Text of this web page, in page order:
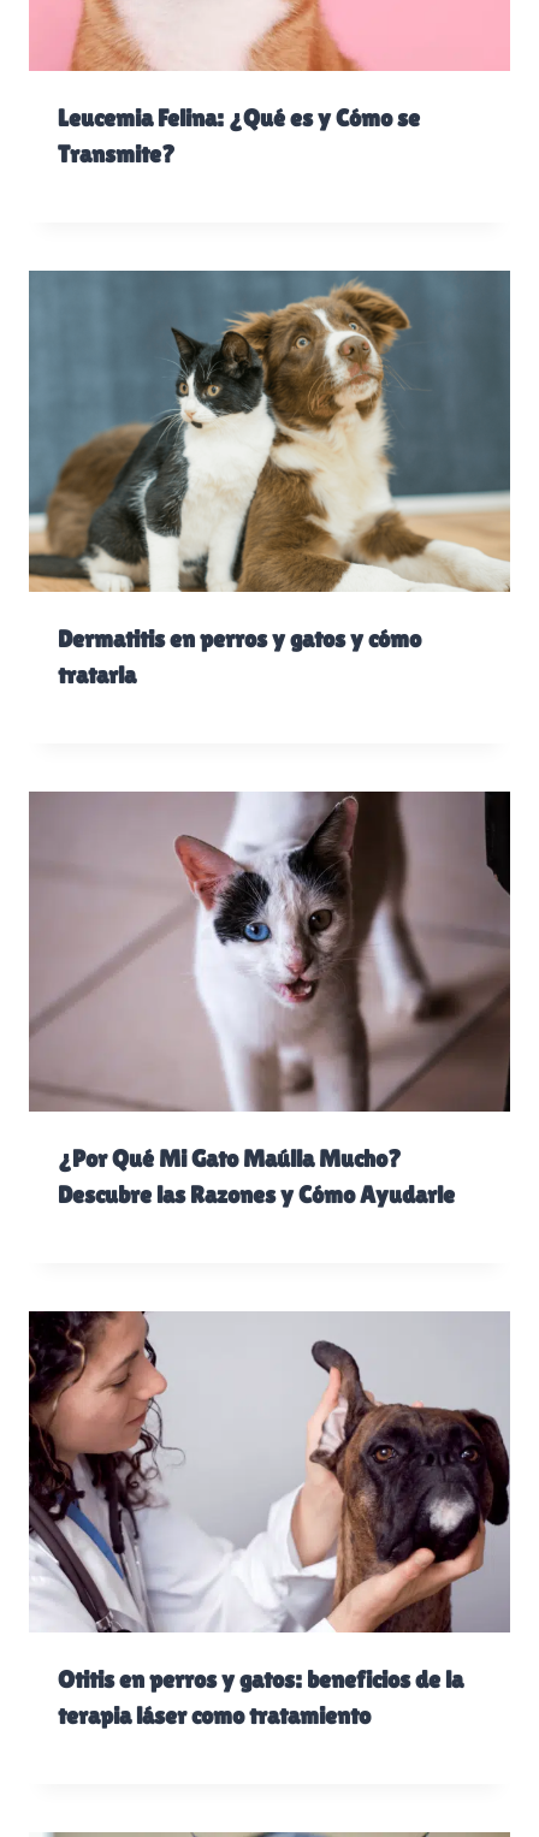
Leucemia Felina: ¿Qué es y Cómo se
Transmite?
Dermatitis en perros y gatos y cómo
tratarla
¿Por Qué Mi Gato Maúlla Mucho?
Descubre las Razones y Cómo Ayudarle
Otitis en perros y gatos: beneficios de la
terapia láser como tratamiento